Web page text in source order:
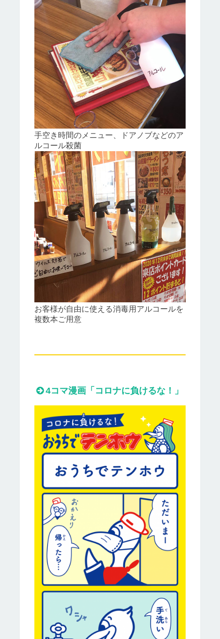
手空き時間のメニュー、ドアノブなどのア
ルコール殺菌
お客様が自由に使える消毒用アルコールを
複数本ご用意
4コマ漫画「コロナに負けるな！」